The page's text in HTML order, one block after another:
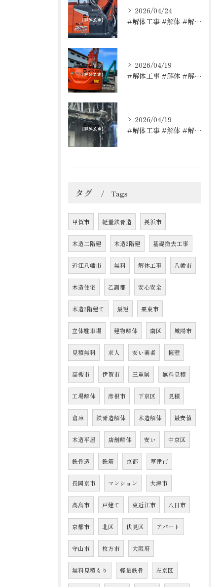
2026/04/24
#解体工事 #解体 #解体屋 #解体依頼はレッカーズ
2026/04/19
#解体工事 #解体 #解体屋 #解体依頼はレッカーズ
2026/04/19
#解体工事 #解体 #解体屋 #解体依頼はレッカーズ
タグ Tags
甲賀市 軽量鉄骨造 長浜市
木造二階建 木造2階建 基礎撤去工事
近江八幡市 無料 解体工事 八幡市
木造住宅 乙訓郡 安心安全
木造2階建て 最短 栗東市
立体駐車場 建物解体 南区 城陽市
見積無料 求人 安い業者 擁壁
高槻市 伊賀市 三重県 無料見積
工場解体 彦根市 下京区 見積
倉庫 鉄骨造解体 木造解体 最安値
木造平屋 店舗解体 安い 中京区
鉄骨造 鉄筋 京都 草津市
長岡京市 マンション 大津市
高島市 戸建て 東近江市 八日市
京都市 北区 伏見区 アパート
守山市 枚方市 大阪府
無料見積もり 軽量鉄骨 左京区